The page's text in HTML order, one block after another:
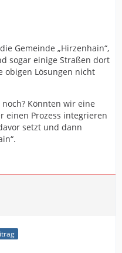
Gemeinde „Hirzenhain“,
sogar einige Straßen dort
obigen Lösungen nicht
Könnten wir eine
einen Prozess integrieren
setzt und dann